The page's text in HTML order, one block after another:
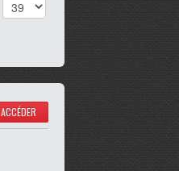
ACCÉDER